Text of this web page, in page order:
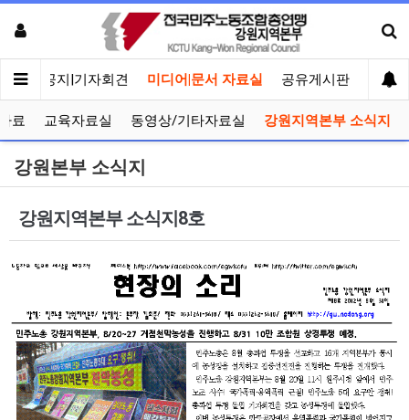
인 공지|기자회견 미디어|문서 자료실 공유게시판 선거
료 교육자료실 동영상/기타자료실 강원지역본부 소식지
강원본부 소식지
강원지역본부 소식지8호